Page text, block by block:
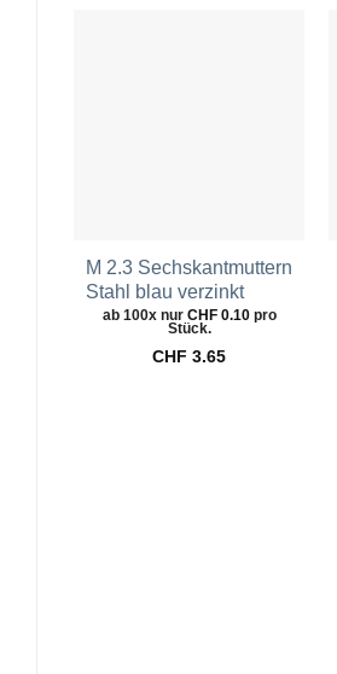
M 2.3 Sechskantmuttern
Stahl blau verzinkt
ab 100x nur CHF0.10pro
Stück.
CHF 3.65